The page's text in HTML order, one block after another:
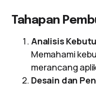
Tahapan
Analisis
Memahami
merancang
Desain dan